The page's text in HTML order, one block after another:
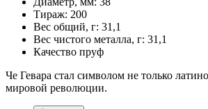
Тираж: 200
Вес общий, г: 31,1
Вес чистого металла, г: 31,1
Качество пруф
Че Гевара стал символом не только
мировой революции.